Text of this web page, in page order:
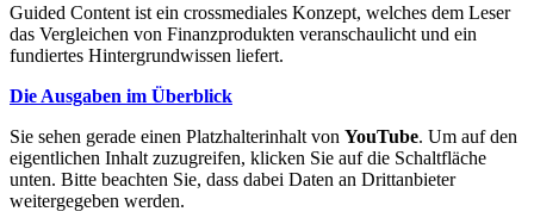
Guided Content ist ein crossmediales Konzept, welches dem Leser
das Vergleichen von Finanzprodukten veranschaulicht und ein
fundiertes Hintergrundwissen liefert.
Die Ausgaben im Überblick
Sie sehen gerade einen Platzhalterinhalt von YouTube. Um auf den
eigentlichen Inhalt zuzugreifen, klicken Sie auf die Schaltfläche
unten. Bitte beachten Sie, dass dabei Daten an Drittanbieter
weitergegeben werden.